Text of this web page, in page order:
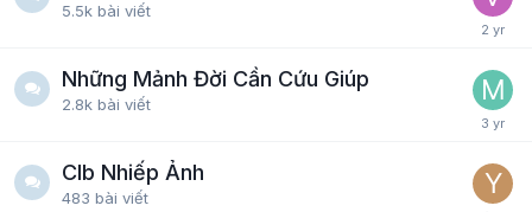
5.5k bài viết
Những Mảnh Đời Cần Cứu Giúp
2.8k bài viết
Clb Nhiếp Ảnh
483 bài viết